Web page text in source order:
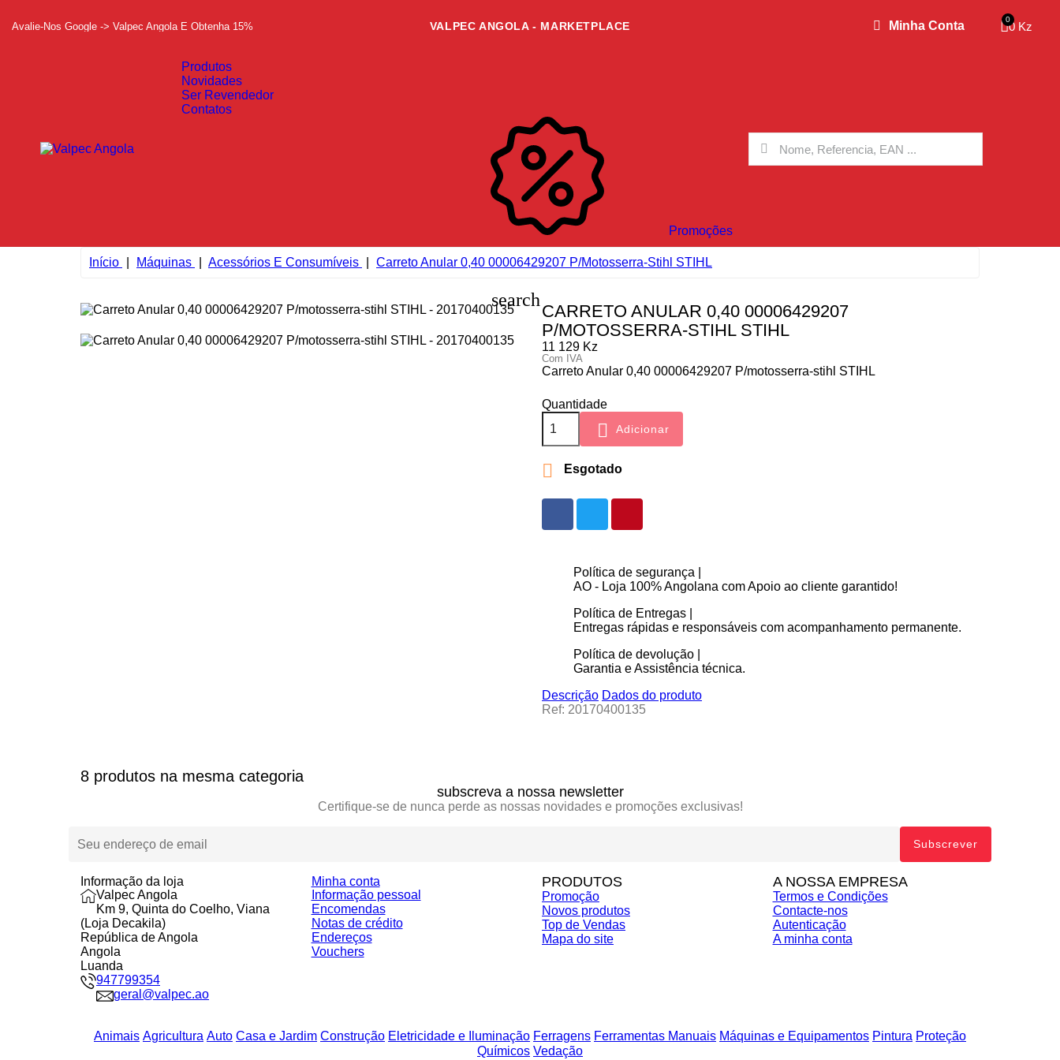
Avalie-Nos Google -> Valpec Angola E Obtenha 15% VALPEC ANGOLA - MARKETPLACE Minha Conta 0 Kz
Produtos
Novidades
Ser Revendedor
Contatos
Promoções
Início Máquinas Acessórios E Consumíveis Carreto Anular 0,40 00006429207 P/motosserra-Stihl STIHL
search
CARRETO ANULAR 0,40 00006429207
P/MOTOSSERRA-STIHL STIHL
11 129 Kz
Com IVA
Carreto Anular 0,40 00006429207 P/motosserra-stihl STIHL
Quantidade
 Adicionar
 Esgotado
Política de segurança |
AO - Loja 100% Angolana com Apoio ao cliente garantido!
Política de Entregas |
Entregas rápidas e responsáveis com acompanhamento permanente.
Política de devolução |
Garantia e Assistência técnica.
Descrição Dados do produto
Ref: 20170400135
8 produtos na mesma categoria
subscreva a nossa newsletter
Certifique-se de nunca perde as nossas novidades e promoções exclusivas!
Informação da loja
Valpec Angola
Km 9, Quinta do Coelho, Viana
(Loja Decakila)
República de Angola
Angola
Luanda
947799354
geral@valpec.ao
Minha conta
Informação pessoal
Encomendas
Notas de crédito
Endereços
Vouchers
PRODUTOS
Promoção
Novos produtos
Top de Vendas
Mapa do site
A NOSSA EMPRESA
Termos e Condições
Contacte-nos
Autenticação
A minha conta
Animais Agricultura Auto Casa e Jardim Construção Eletricidade e Iluminação Ferragens Ferramentas Manuais Máquinas e Equipamentos Pintura Proteção
Químicos Vedação